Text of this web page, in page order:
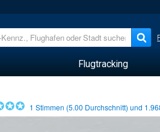
Flugtracking
1 Stimmen (5.00 Durchschnitt) und